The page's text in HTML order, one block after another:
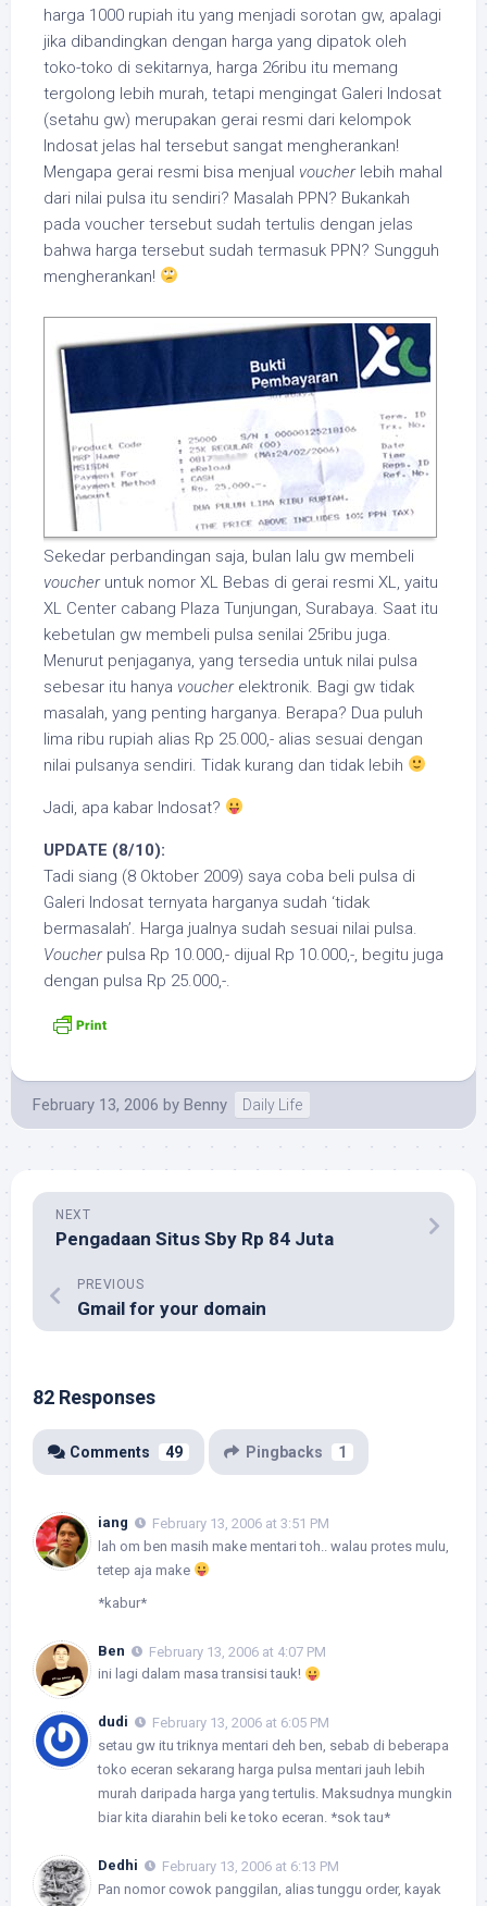
harga 1000 rupiah itu yang menjadi sorotan gw, apalagi
jika dibandingkan dengan harga yang dipatok oleh
toko-toko di sekitarnya, harga 26ribu itu memang
tergolong lebih murah, tetapi mengingat Galeri Indosat
(setahu gw) merupakan gerai resmi dari kelompok
Indosat jelas hal tersebut sangat mengherankan!
Mengapa gerai resmi bisa menjual voucherlebih mahal
dari nilai pulsa itu sendiri? Masalah PPN? Bukankah
pada voucher tersebut sudah tertulis dengan jelas
bahwa harga tersebut sudah termasuk PPN? Sungguh
mengherankan!
Sekedar perbandingan saja, bulan lalu gw membeli
voucheruntuk nomor XL Bebas di gerai resmi XL, yaitu
XL Center cabang Plaza Tunjungan, Surabaya. Saat itu
kebetulan gw membeli pulsa senilai 25ribu juga.
Menurut penjaganya, yang tersedia untuk nilai pulsa
sebesar itu hanya voucherelektronik. Bagi gw tidak
masalah, yang penting harganya. Berapa? Dua puluh
lima ribu rupiah alias Rp 25.000,- alias sesuai dengan
nilai pulsanya sendiri. Tidak kurang dan tidak lebih
Jadi, apa kabar Indosat?
UPDATE (8/10):
Tadi siang (8 Oktober 2009) saya coba beli pulsa di
Galeri Indosat ternyata harganya sudah ‘tidak
bermasalah’. Harga jualnya sudah sesuai nilai pulsa.
Voucherpulsa Rp 10.000,- dijual Rp 10.000,-, begitu juga
dengan pulsa Rp 25.000,-.
February 13, 2006 by Benny Daily Life
NEXT
Pengadaan Situs Sby Rp 84 Juta
PREVIOUS
Gmail for your domain
82 Responses
Comments 49 Pingbacks 1
iang
February 13, 2006 at 3:51 PM
lah om ben masih make mentari toh.. walau protes mulu,
tetep aja make
*kabur*
Ben
February 13, 2006 at 4:07 PM
ini lagi dalam masa transisi tauk!
dudi
February 13, 2006 at 6:05 PM
setau gw itu triknya mentari deh ben, sebab di beberapa
toko eceran sekarang harga pulsa mentari jauh lebih
murah daripada harga yang tertulis. Maksudnya mungkin
biar kita diarahin beli ke toko eceran. *sok tau*
Dedhi
February 13, 2006 at 6:13 PM
Pan nomor cowok panggilan, alias tunggu order, kayak